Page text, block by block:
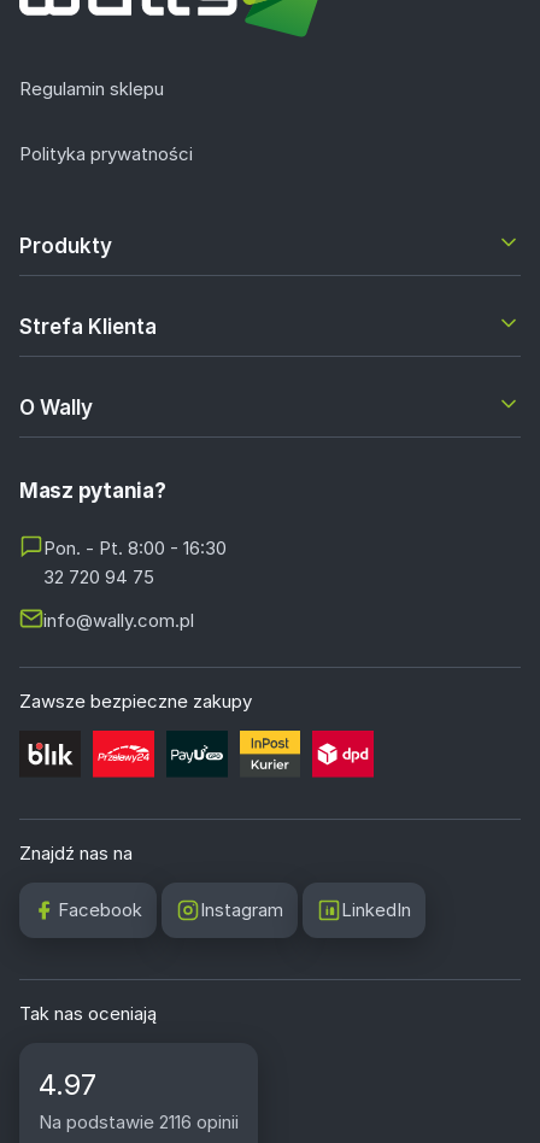
Regulamin sklepu
Polityka prywatności
Produkty
Strefa Klienta
O Wally
Masz pytania?
Pon. - Pt. 8:00 - 16:30
32 720 94 75
info@wally.com.pl
Zawsze bezpieczne zakupy
Znajdź nas na
Facebook Instagram LinkedIn
Tak nas oceniają
4.97
Na podstawie 2116 opinii